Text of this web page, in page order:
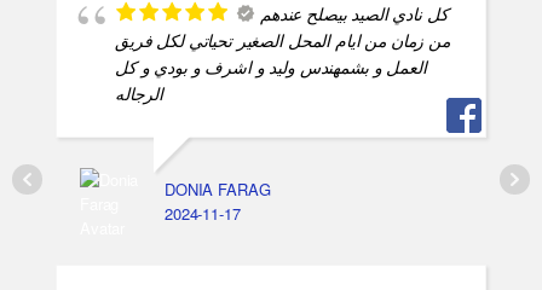
كل نادي الصيد بيصلح عندهم
من زمان من ايام المحل الصغير تحياتي لكل فريق
العمل و بشمهندس وليد و اشرف و بودي و كل
الرجاله
DONIA FARAG
2024-11-17